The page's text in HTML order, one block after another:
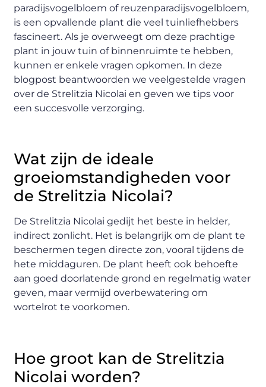
paradijsvogelbloem of reuzenparadijsvogelbloem,
is een opvallende plant die veel tuinliefhebbers
fascineert. Als je overweegt om deze prachtige
plant in jouw tuin of binnenruimte te hebben,
kunnen er enkele vragen opkomen. In deze
blogpost beantwoorden we veelgestelde vragen
over de Strelitzia Nicolai en geven we tips voor
een succesvolle verzorging.
Wat zijn de ideale
groeiomstandigheden voor
de Strelitzia Nicolai?
De Strelitzia Nicolai gedijt het beste in helder,
indirect zonlicht. Het is belangrijk om de plant te
beschermen tegen directe zon, vooral tijdens de
hete middaguren. De plant heeft ook behoefte
aan goed doorlatende grond en regelmatig water
geven, maar vermijd overbewatering om
wortelrot te voorkomen.
Hoe groot kan de Strelitzia
Nicolai worden?